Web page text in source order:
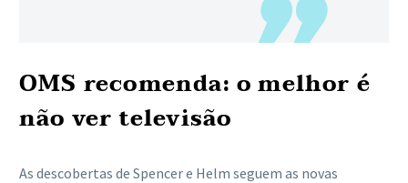
OMS recomenda: o melhor é
não ver televisão
As descobertas de Spencer e Helm seguem as novas